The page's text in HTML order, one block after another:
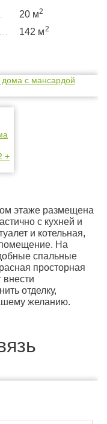
20 м2
142 м2
этаже размещена
с кухней и
и котельная,
На
спальные
просторная
отделку,
желанию.